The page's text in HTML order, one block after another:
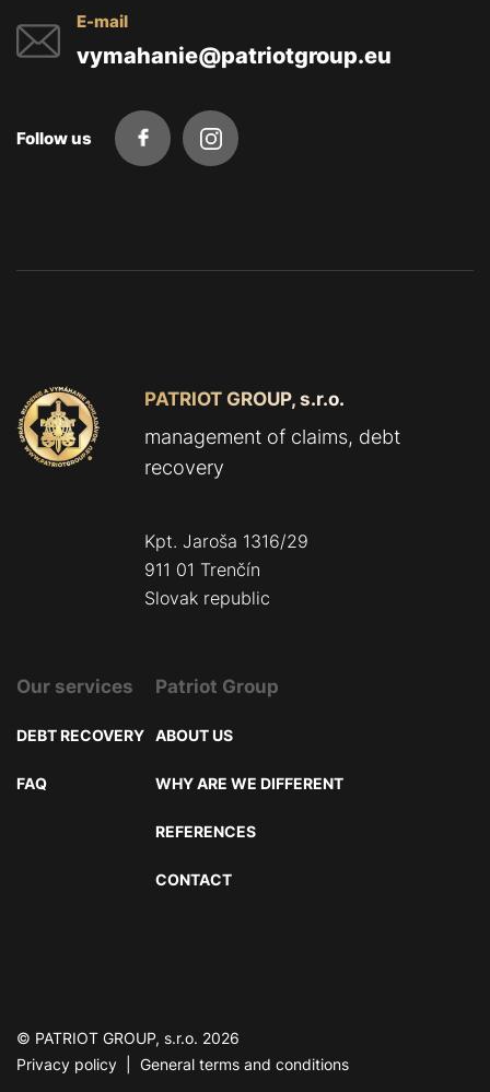
E-mail
vymahanie@patriotgroup.eu
Follow us
PATRIOT GROUP, s.r.o.
management of claims, debt
recovery
Kpt. Jaroša 1316/29
911 01 Trenčín
Slovak republic
Our services
DEBT RECOVERY
FAQ
Patriot Group
ABOUT US
WHY ARE WE DIFFERENT
REFERENCES
CONTACT
© PATRIOT GROUP, s.r.o. 2026
Privacy policy
General terms and conditions